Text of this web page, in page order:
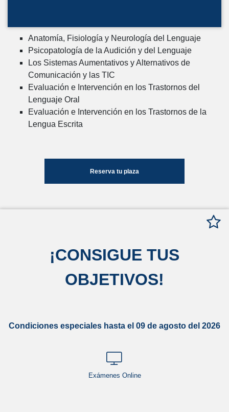
Anatomía, Fisiología y Neurología del Lenguaje
Psicopatología de la Audición y del Lenguaje
Los Sistemas Aumentativos y Alternativos de
Comunicación y las TIC
Evaluación e Intervención en los Trastornos del
Lenguaje Oral
Evaluación e Intervención en los Trastornos de la
Lengua Escrita
Reserva tu plaza
¡CONSIGUE TUS
OBJETIVOS!
Condiciones especiales hasta el 09 de agosto del 2026
Exámenes Online